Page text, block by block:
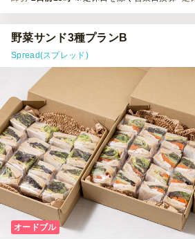
野菜サンド3種プランB
Spread(スプレッド)
オードブル